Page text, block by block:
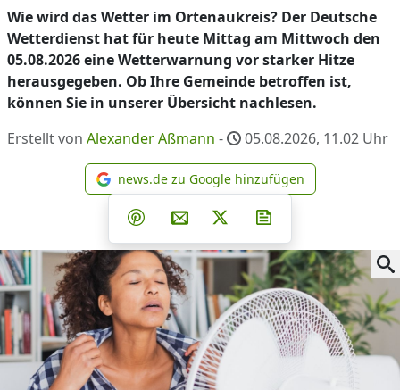
Wie wird das Wetter im Ortenaukreis? Der Deutsche
Wetterdienst hat für heute Mittag am Mittwoch den
05.08.2026 eine Wetterwarnung vor starker Hitze
herausgegeben. Ob Ihre Gemeinde betroffen ist,
können Sie in unserer Übersicht nachlesen.
Erstellt von Alexander Aßmann - 05.08.2026, 11.02 Uhr
news.de zu Google
news.de zu Google hinzufügen
Teilen auf Facebook
Teilen auf Whatsapp
Teilen auf Telegram
Teilen auf Pinterest
Per E-Mail teilen
Post auf X